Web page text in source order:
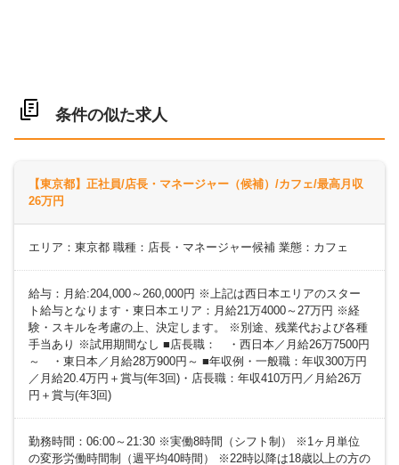
条件の似た求人
【東京都】正社員/店長・マネージャー（候補）/カフェ/最高月収
26万円
エリア：東京都 職種：店長・マネージャー候補 業態：カフェ
給与：月給:204,000～260,000円 ※上記は西日本エリアのスター
ト給与となります・東日本エリア：月給21万4000～27万円 ※経
験・スキルを考慮の上、決定します。 ※別途、残業代および各種
手当あり ※試用期間なし ■店長職： ・西日本／月給26万7500円
～ ・東日本／月給28万900円～ ■年収例・一般職：年収300万円
／月給20.4万円＋賞与(年3回)・店長職：年収410万円／月給26万
円＋賞与(年3回)
勤務時間：06:00～21:30 ※実働8時間（シフト制） ※1ヶ月単位
の変形労働時間制（週平均40時間） ※22時以降は18歳以上の方の